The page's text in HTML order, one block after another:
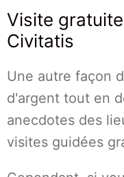
Visite
Civitatis
Une autre façon
d'argent tout en
anecdotes des
visites guidées